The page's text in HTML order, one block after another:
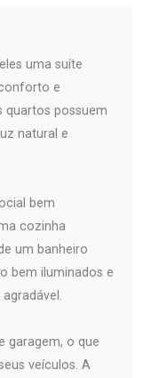
uma suíte
e
quartos possuem
natural e
bem
cozinha
um banheiro
bem iluminados e
garagem, o que
veículos. A